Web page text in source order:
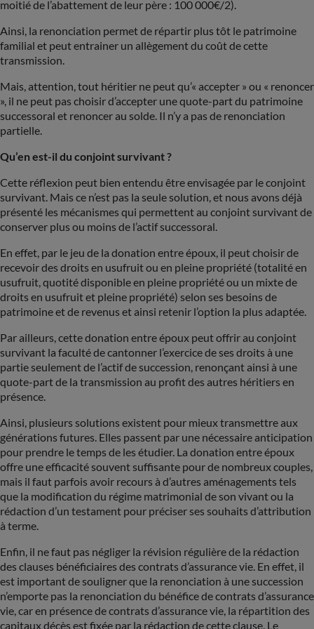
moitié de l’abattement de leur père : 100 000€/2).
Ainsi, la renonciation permet de répartir plus tôt le patrimoine
familial et peut entrainer un allègement du coût de cette
transmission.
Mais, attention, tout héritier ne peut qu’« accepter » ou « renoncer
», il ne peut pas choisir d’accepter une quote-part du patrimoine
successoral et renoncer au solde. Il n’y a pas de renonciation
partielle.
Qu’en est-il du conjoint survivant ?
Cette réflexion peut bien entendu être envisagée par le conjoint
survivant. Mais ce n’est pas la seule solution, et nous avons déjà
présenté les mécanismes qui permettent au conjoint survivant de
conserver plus ou moins de l’actif successoral.
En effet, par le jeu de la donation entre époux, il peut choisir de
recevoir des droits en usufruit ou en pleine propriété (totalité en
usufruit, quotité disponible en pleine propriété ou un mixte de
droits en usufruit et pleine propriété) selon ses besoins de
patrimoine et de revenus et ainsi retenir l’option la plus adaptée.
Par ailleurs, cette donation entre époux peut offrir au conjoint
survivant la faculté de cantonner l’exercice de ses droits à une
partie seulement de l’actif de succession, renonçant ainsi à une
quote-part de la transmission au profit des autres héritiers en
présence.
Ainsi, plusieurs solutions existent pour mieux transmettre aux
générations futures. Elles passent par une nécessaire anticipation
pour prendre le temps de les étudier. La donation entre époux
offre une efficacité souvent suffisante pour de nombreux couples,
mais il faut parfois avoir recours à d’autres aménagements tels
que la modification du régime matrimonial de son vivant ou la
rédaction d’un testament pour préciser ses souhaits d’attribution
à terme.
Enfin, il ne faut pas négliger la révision régulière de la rédaction
des clauses bénéficiaires des contrats d’assurance vie. En effet, il
est important de souligner que la renonciation à une succession
n’emporte pas la renonciation du bénéfice de contrats d’assurance
vie, car en présence de contrats d’assurance vie, la répartition des
capitaux décès est fixée par la rédaction de cette clause. Le